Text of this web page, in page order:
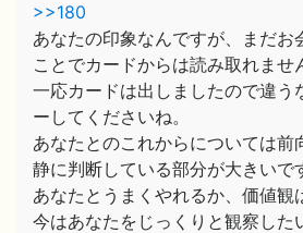
>>180
あなたの印象なんですが、まだお
ことでカードからは読み取れませ
一応カードは出しましたので違う
ーしてくださいね。
あなたとのこれからについては前
静に判断している部分が大きいで
あなたとうまくやれるか、価値観
今はあなたをじっくりと観察した